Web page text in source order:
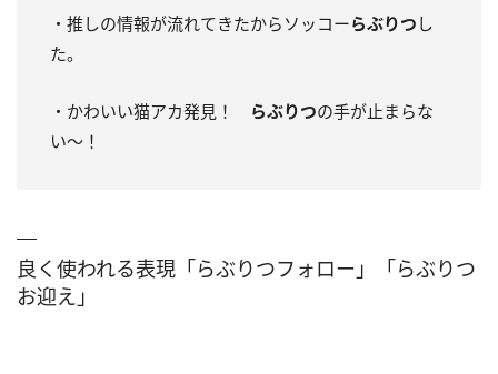
・推しの情報が流れてきたからソッコーらぶりつ し
た。
・かわいい猫アカ発見！ らぶりつの手が止まらな
い～！
良く使われる表現「らぶりつフォロー」「らぶりつ
お迎え」